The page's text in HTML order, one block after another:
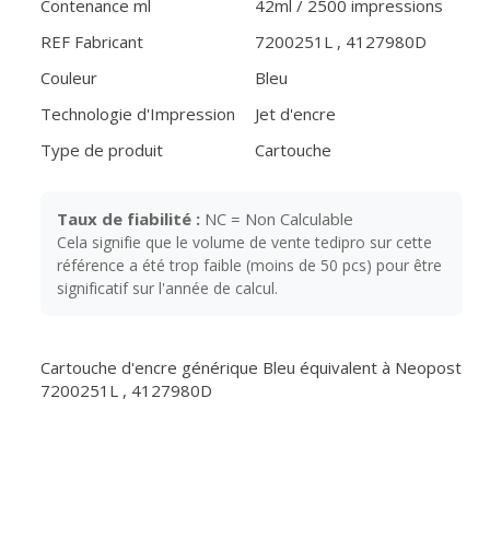
Contenance ml
42ml / 2500 impressions
REF Fabricant
7200251L , 4127980D
Couleur
Bleu
Technologie d'Impression
Jet d'encre
Type de produit
Cartouche
Taux de fiabilité : NC = Non Calculable
Cela signifie que le volume de vente tedipro sur cette
référence a été trop faible (moins de 50 pcs) pour être
significatif sur l'année de calcul.
Cartouche d'encre générique Bleu équivalent à Neopost
7200251L , 4127980D